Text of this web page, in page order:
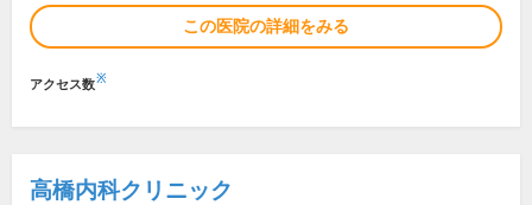
この医院の詳細をみる
アクセス数※
高橋内科クリニック